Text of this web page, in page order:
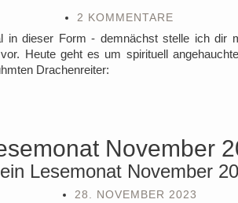
2 KOMMENTARE
in dieser Form - demnächst stelle ich dir
Heute geht es um spirituell
Drachenreiter:
Lesemonat November
28. NOVEMBER 2023